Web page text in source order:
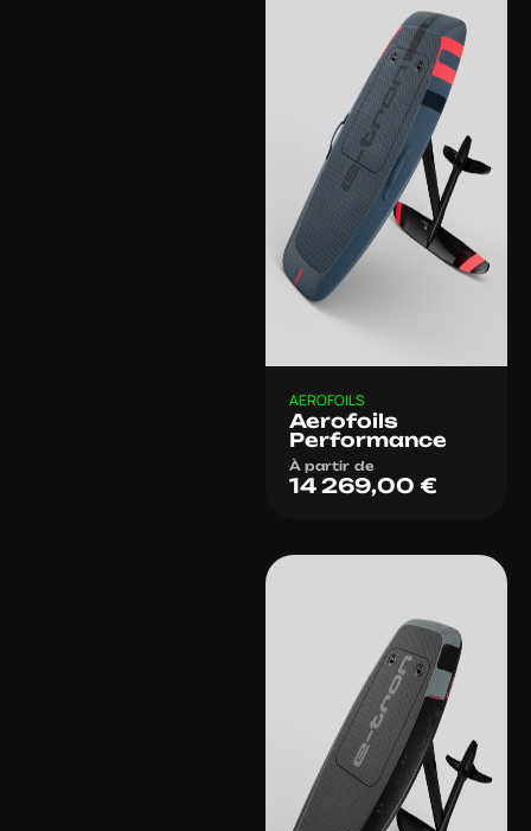
AEROFOILS
Aerofoils
Performance
À partir de
14 269,00 €